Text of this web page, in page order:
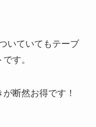
いていてもテーブ
す。
断然お得です！